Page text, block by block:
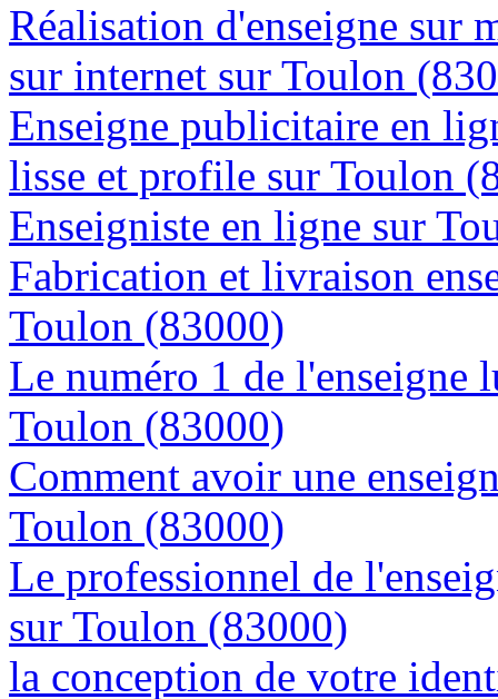
Réalisation d'enseigne sur
sur internet sur Toulon
Enseigne publicitaire en
lisse et profile sur Toulon
Enseigniste en ligne sur
Fabrication et livraison
Toulon (83000)
Le numéro 1 de l'enseigne
Toulon (83000)
Comment avoir une
Toulon (83000)
Le professionnel de
sur Toulon (83000)
la conception de votre